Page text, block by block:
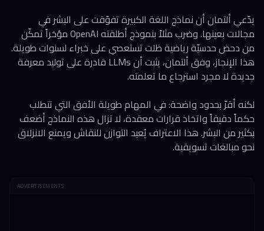
يدّعي ألتمان أن نماذج اللغة الكبيرة تفوّقت على البشر في
مجالات بعينها. وضرب مثلاً بنموذج أطلقته OpenAI مؤخراً تمكّن
من دحض حدسيّة رياضية ظلت تستعصي على خبراء لسنوات طويلة.
هذا الإنجاز، وفق ألتمان، يثبت أن LLMs قادرة على توليد معرفة
جديدة لا مجرد استرجاع ما تعلمته.
لكنه أقرّ بحدود واضحة: في المهام طويلة الأفق التي تتطلب
حكماً دقيقاً واتخاذ قرارات معقدة، لا تزال هذه النماذج أضعف
بكثير من البشر. هذا الاعتراف يُعيد التوازن للنقاش ويمنع الانزلاق
نحو مبالغات تسويقية.
ADVERTISEMENTS